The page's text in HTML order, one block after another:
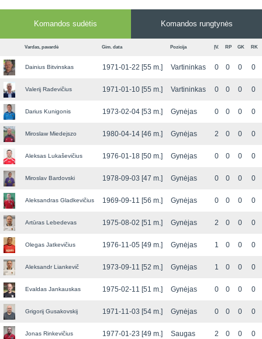
7x7 vasaros
Įmonių lyga
SFL rudens
Snaigės taurė
VRFS Futsal
Aukštaitijos
čempionatas
Euro2016
Vilnius
Komandos sudėtis Komandos rungtynės
Vardas, pavardė Gim. data Pozicija ĮV. RP GK RK
Dainius Bitvinskas 1971-01-22 [55 m.] Vartininkas 0 0 0 0
Valerij Radevičius 1971-01-10 [55 m.] Vartininkas 0 0 0 0
Darius Kunigonis 1973-02-04 [53 m.] Gynėjas 0 0 0 0
Miroslaw Miedejszo 1980-04-14 [46 m.] Gynėjas 2 0 0 0
Aleksas Lukaševičius 1976-01-18 [50 m.] Gynėjas 0 0 0 0
Miroslav Bardovski 1978-09-03 [47 m.] Gynėjas 0 0 0 0
Aleksandras Gladkevičius 1969-09-11 [56 m.] Gynėjas 0 0 0 0
Artūras Lebedevas 1975-08-02 [51 m.] Gynėjas 2 0 0 0
Olegas Jatkevičius 1976-11-05 [49 m.] Gynėjas 1 0 0 0
Aleksandr Liankevič 1973-09-11 [52 m.] Gynėjas 1 0 0 0
Evaldas Jankauskas 1975-02-11 [51 m.] Gynėjas 0 0 0 0
Grigorij Gusakovskij 1971-11-03 [54 m.] Gynėjas 0 0 0 0
Jonas Rinkevičius 1977-01-23 [49 m.] Saugas 2 0 0 0